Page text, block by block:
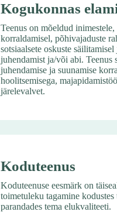
Kogukonnas
Teenus on mõeldud
korraldamisel, põhivajaduste
sotsiaalsete oskuste
juhendamist ja/või abi. Teenus
juhendamise ja suunamise
hoolitsemisega,
järelevalvet.
Koduteenus
Koduteenuse eesmärk on
toimetuleku tagamine kodustes
parandades tema elukvaliteeti.